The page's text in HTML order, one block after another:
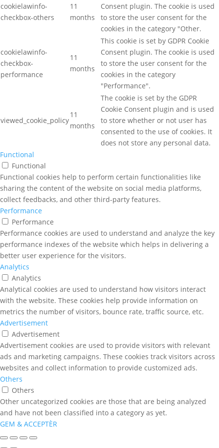
cookielawinfo-
checkbox-others
11
months
Consent plugin. The cookie is used
to store the user consent for the
cookies in the category "Other.
cookielawinfo-
checkbox-
performance
11
months
This cookie is set by GDPR Cookie
Consent plugin. The cookie is used
to store the user consent for the
cookies in the category
"Performance".
viewed_cookie_policy
11
months
The cookie is set by the GDPR
Cookie Consent plugin and is used
to store whether or not user has
consented to the use of cookies. It
does not store any personal data.
Functional
Functional
Functional cookies help to perform certain functionalities like
sharing the content of the website on social media platforms,
collect feedbacks, and other third-party features.
Performance
Performance
Performance cookies are used to understand and analyze the key
performance indexes of the website which helps in delivering a
better user experience for the visitors.
Analytics
Analytics
Analytical cookies are used to understand how visitors interact
with the website. These cookies help provide information on
metrics the number of visitors, bounce rate, traffic source, etc.
Advertisement
Advertisement
Advertisement cookies are used to provide visitors with relevant
ads and marketing campaigns. These cookies track visitors across
websites and collect information to provide customized ads.
Others
Others
Other uncategorized cookies are those that are being analyzed
and have not been classified into a category as yet.
GEM & ACCEPTÈR